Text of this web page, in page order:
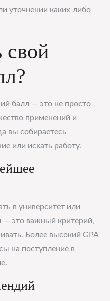
уточнении каких-либо
свой
балл — это не просто
применений и
вы собираетесь
или искать работу.
в университет или
— это важный критерий,
Более высокий GPA
на поступление в